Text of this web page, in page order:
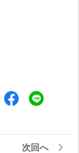
次回へ